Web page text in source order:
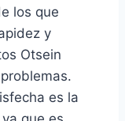
los que
y
Otsein
es la